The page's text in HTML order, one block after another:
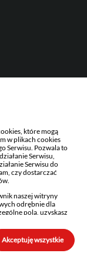
ul. Żubra 1, 01-066
Rejonowym dla m.st.
Rejestru Sądowego,
wysokość kapitału
które mogą
w plikach cookies
Serwisu. Pozwala to
Serwisu,
Serwisu do
czy dostarczać
naszej witryny
odrębnie dla
pola, uzyskasz
czy
i następnie
Akceptuję wszystkie